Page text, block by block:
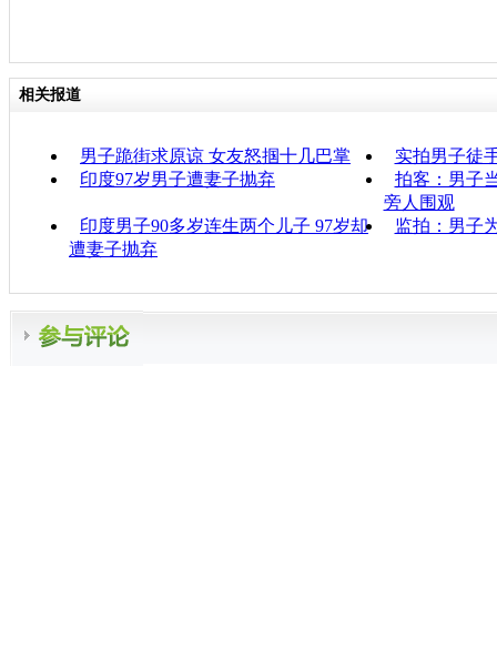
相关报道
男子跪街求原谅 女友怒掴十几巴掌
实拍男子徒
印度97岁男子遭妻子抛弃
拍客：男子
旁人围观
印度男子90多岁连生两个儿子 97岁却
遭妻子抛弃
监拍：男子